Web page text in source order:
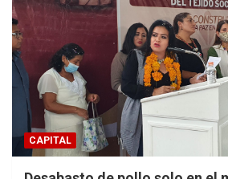
CAPITAL